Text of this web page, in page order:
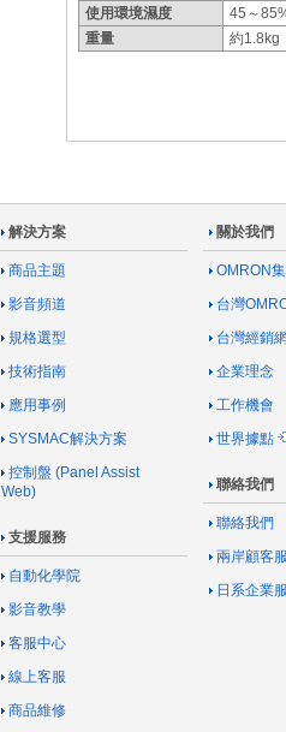
使用環境濕度
45～
重量
約1.8kg
解決方案
商品主題
影音頻道
規格選型
技術指南
應用事例
SYSMAC解決方案
控制盤 (Panel Assist
Web)
支援服務
自動化學院
影音教學
客服中心
線上客服
商品維修
關於我們
OMRON
台灣
台灣經銷
企業理念
工作機會
世界據點
聯絡我們
聯絡我們
兩岸顧客
日系企業